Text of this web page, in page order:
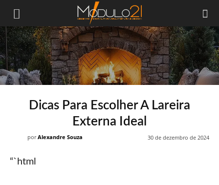
Módulo21
Dicas Para Escolher A Lareira
Externa Ideal
30 de dezembro de 2024
por Alexandre Souza
“`html